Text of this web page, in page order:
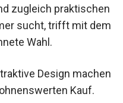
zugleich praktischen
sucht, trifft mit dem
Wahl.
Design machen
Kauf.